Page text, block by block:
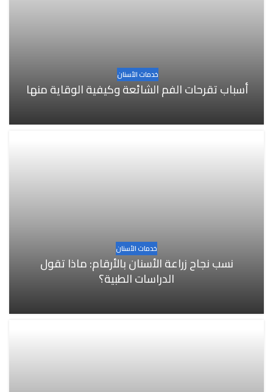
خدمات الأسنان
أسباب تقرحات الفم الشائعة وكيفية الوقاية منها
خدمات الأسنان
نسب نجاح زراعة الأسنان بالأرقام: ماذا تقول
الدراسات الطبية؟